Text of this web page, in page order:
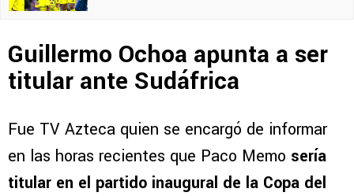
Guillermo Ochoa apunta a ser
titular ante Sudáfrica
Fue TV Azteca quien se encargó de informar
en las horas recientes que Paco Memo sería
titular en el partido inaugural de la Copa del